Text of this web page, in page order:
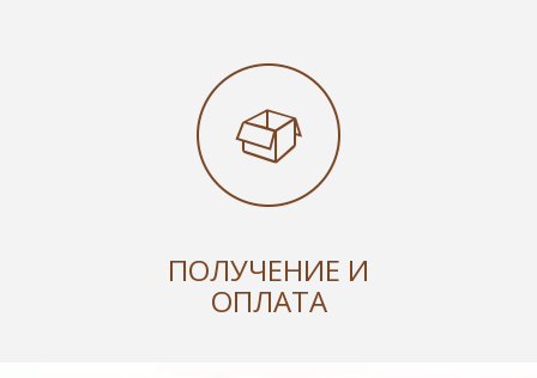
ПОЛУЧЕНИЕ И
ОПЛАТА